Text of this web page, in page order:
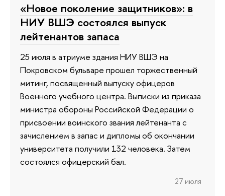
«Новое поколение защитников»: в
НИУ ВШЭ состоялся выпуск
лейтенантов запаса
25 июля в атриуме здания НИУ ВШЭ на
Покровском бульваре прошел торжественный
митинг, посвященный выпуску офицеров
Военного учебного центра. Выписки из приказа
министра обороны Российской Федерации о
присвоении воинского звания лейтенанта с
зачислением в запас и дипломы об окончании
университета получили 132 человека. Затем
состоялся офицерский бал.
27 июля